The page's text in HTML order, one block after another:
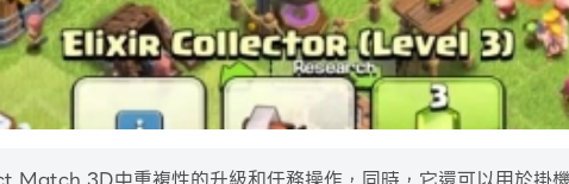
星星⭐️，解鎖舞蹈。